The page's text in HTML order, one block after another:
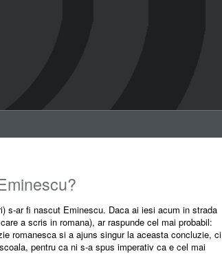
s-ar fi nascut Eminescu. Daca ai iesi acum in strada
a scris in romana), ar raspunde cel mai probabil:
romanesca si a ajuns singur la aceasta concluzie, ci
pentru ca ni s-a spus imperativ ca e cel mai